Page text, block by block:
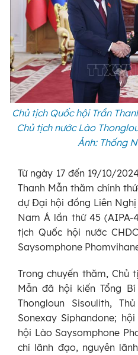
Chủ tịch Quốc hội Trần
Chủ tịch nước Lào
Ảnh: Thống
Từ ngày 17 đến 19/10/
Thanh Mẫn thăm chính
dự Đại hội đồng Liên
Nam Á lần thứ 45
tịch Quốc hội nước
Saysomphone
Trong chuyến thăm, Chủ
Mẫn đã hội kiến Tổng
Thongloun Sisoulith,
Sonexay Siphandone;
hội Lào Saysomphone
chí lãnh đạo, nguyên